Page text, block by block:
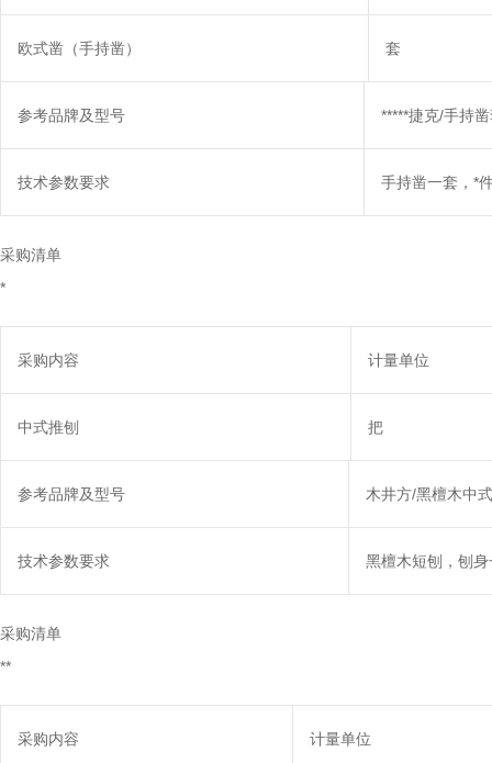
欧式凿（手持凿） 套
参考品牌及型号 *****捷克/手持
技术参数要求 手持凿一套，*
采购清单
*
采购内容 计量单位
中式推刨 把
参考品牌及型号 木井方/黑檀木中
技术参数要求 黑檀木短刨，刨身
采购清单
**
采购内容 计量单位